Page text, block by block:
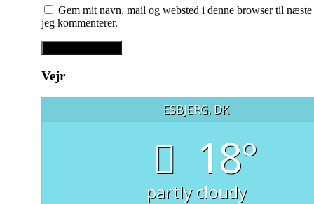
Gem mit navn, mail og websted i denne browser til næste
jeg kommenterer.
Vejr
ESBJERG, DK
18°
partly cloudy